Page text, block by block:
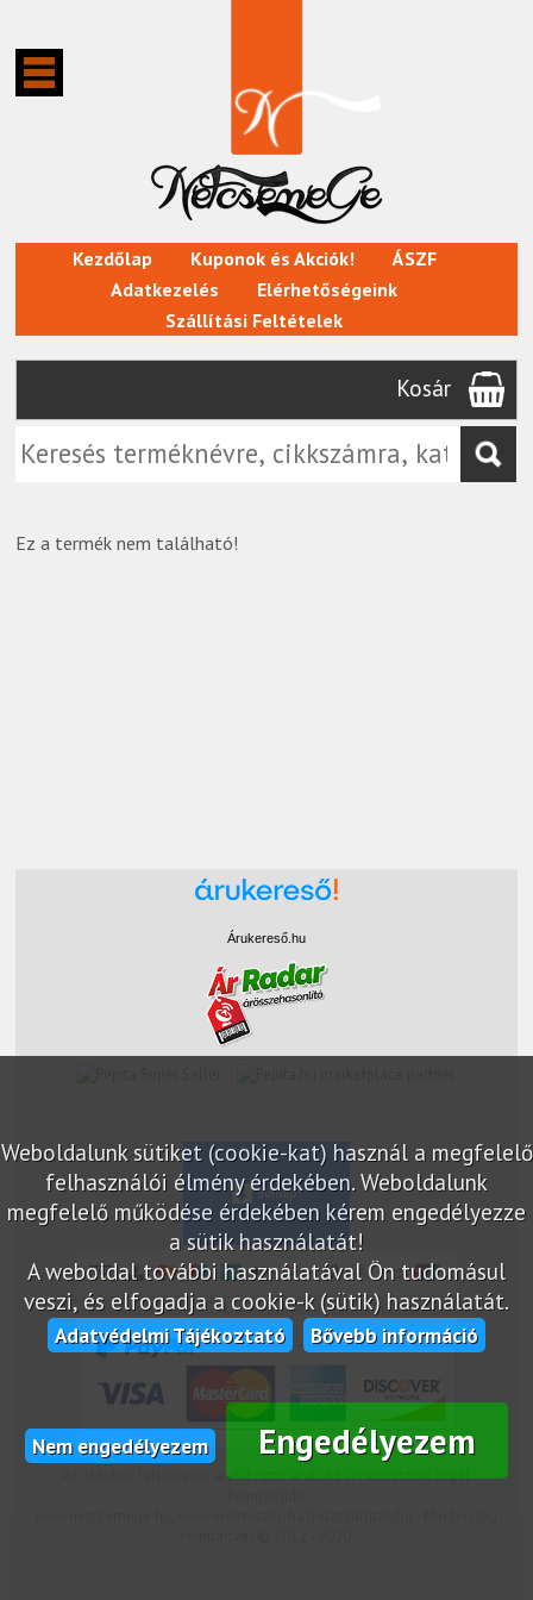
Kezdőlap Kuponok és Akciók!
ÁSZF
Adatkezelés
Elérhetőségeink
Szállítási Feltételek
Kosár
Ez a termék nem található!
Weboldalunk sütiket (cookie-kat) használ a megfelelő
felhasználói élmény érdekében. Weboldalunk
megfelelő működése érdekében kérem engedélyezze
a sütik használatát!
A weboldal további használatával Ön tudomásul
veszi, és elfogadja a cookie-k (sütik) használatát.
Adatvédelmi Tájékoztató Bővebb információ
Nem engedélyezem Engedélyezem
Árukereső.hu
Az oldalon feltüntetek árak bruttó árak. Az árváltoztatás jogát